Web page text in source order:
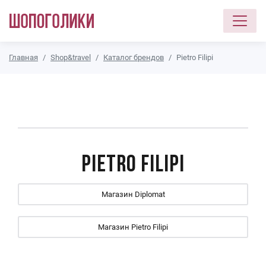
Главная Shop&travel Каталог брендов Pietro Filipi
Pietro Filipi
Магазин Diplomat
Магазин Pietro Filipi